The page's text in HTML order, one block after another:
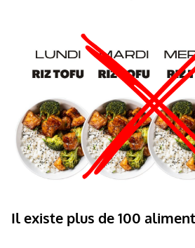
Il existe plus de 100